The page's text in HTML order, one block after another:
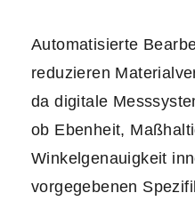
Automatisierte
reduzieren
da digitale
ob Ebenheit,
Winkelgenauigkeit
vorgegebenen